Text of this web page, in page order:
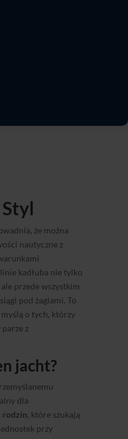
że można
nautyczne z
kadłuba nie tylko
przede wszystkim
pod żaglami. To
o tych, którzy
z
jacht?
dla
rodzin, które szukają
przy